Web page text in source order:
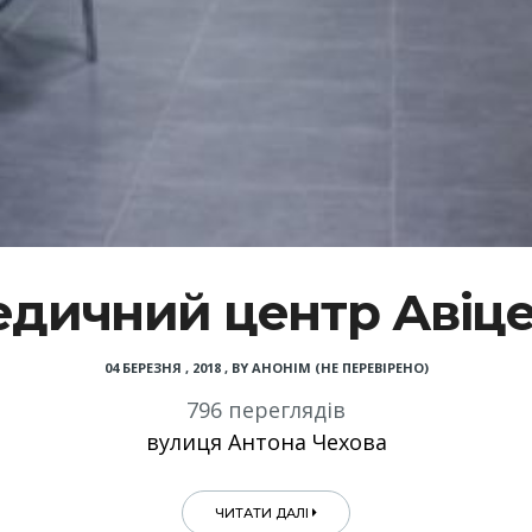
центр
04 БЕРЕЗНЯ , 2018, BY АНОНІМ (НЕ ПЕРЕВІРЕНО)
796 переглядів
вулиця Антона Чехова
ЧИТАТИ ДАЛІ